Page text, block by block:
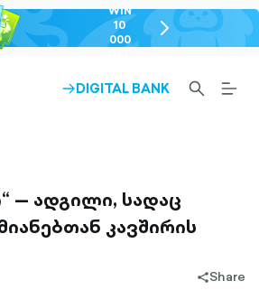
WIN
10
000
chevron-
right-
ARROW-
DIGITAL BANK
SEARCH-
OUTLINED
— ადგილი, სადაც
კავშირის
share-
Share